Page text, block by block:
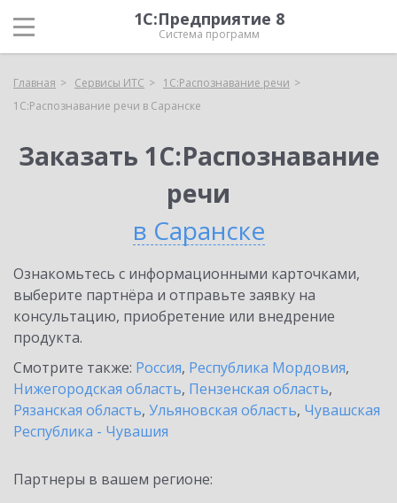
1С:Предприятие 8
Система программ
Главная Сервисы ИТС
1С:Распознавание речи
1С:Распознавание речи в Саранске
Заказать 1С:Распознавание
речи
в Саранске
Ознакомьтесь с информационными карточками,
выберите партнёра и отправьте заявку на
консультацию, приобретение или внедрение
продукта.
Смотрите также: Россия, Республика Мордовия,
Нижегородская область, Пензенская область,
Рязанская область, Ульяновская область, Чувашская
Республика - Чувашия
Партнеры в вашем регионе: